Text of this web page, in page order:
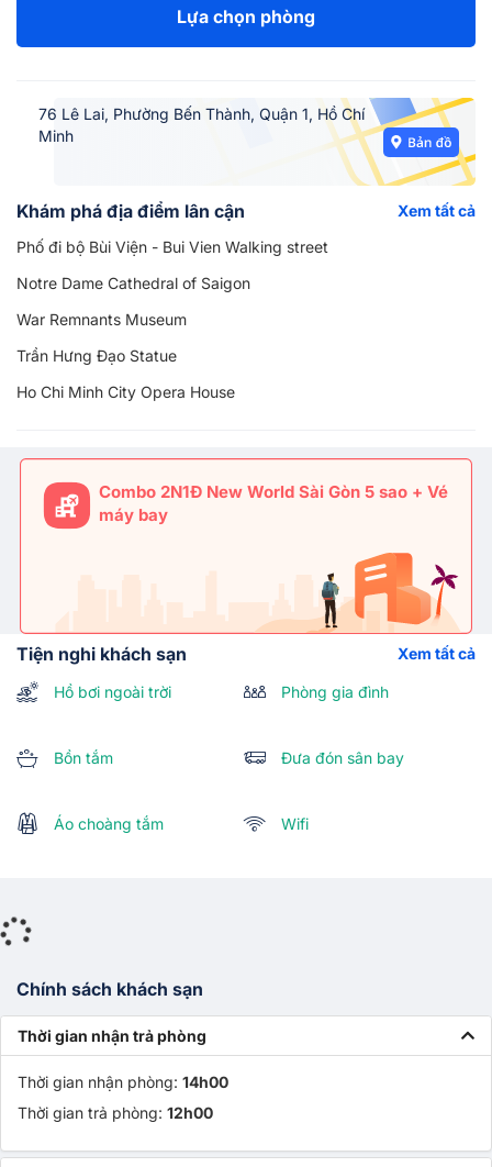
Lựa chọn phòng
76 Lê Lai, Phường Bến Thành, Quận 1, Hồ Chí
Minh
Khám phá địa điểm lân cận
Xem tất cả
Phố đi bộ Bùi Viện - Bui Vien Walking street
Notre Dame Cathedral of Saigon
War Remnants Museum
Trần Hưng Đạo Statue
Ho Chi Minh City Opera House
Combo 2N1Đ New World Sài Gòn 5 sao + Vé
máy bay
Tiện nghi khách sạn Xem tất cả
Hồ bơi ngoài trời Phòng gia đình
Bồn tắm Đưa đón sân bay
Áo choàng tắm Wifi
Chính sách khách sạn
Thời gian nhận trả phòng
Thời gian nhận phòng: 14h00
Thời gian trả phòng: 12h00